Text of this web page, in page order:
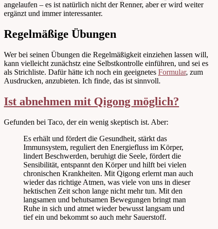
angelaufen – es ist natürlich nicht der Renner, aber er wird weiter
ergänzt und immer interessanter.
Regelmäßige Übungen
Wer bei seinen Übungen die Regelmäßigkeit einziehen lassen will,
kann vielleicht zunächstz eine Selbstkontrolle einführen, und sei es
als Strichliste. Dafür hätte ich noch ein geeignetes Formular, zum
Ausdrucken, anzubieten. Ich finde, das ist sinnvoll.
Ist abnehmen mit Qigong möglich?
Gefunden bei Taco, der ein wenig skeptisch ist. Aber:
Es erhält und fördert die Gesundheit, stärkt das
Immunsystem, reguliert den Energiefluss im Körper,
lindert Beschwerden, beruhigt die Seele, fördert die
Sensibilität, entspannt den Körper und hilft bei vielen
chronischen Krankheiten. Mit Qigong erlernt man auch
wieder das richtige Atmen, was viele von uns in dieser
hektischen Zeit schon lange nicht mehr tun. Mit den
langsamen und behutsamen Bewegungen bringt man
Ruhe in sich und atmet wieder bewusst langsam und
tief ein und bekommt so auch mehr Sauerstoff.